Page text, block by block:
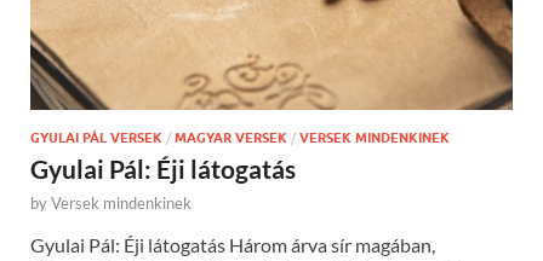
GYULAI PÁL VERSEK / MAGYAR VERSEK / VERSEK MINDENKINEK
Gyulai Pál: Éji látogatás
byVersek mindenkinek
Gyulai Pál: Éji látogatás Három árva sír magában,